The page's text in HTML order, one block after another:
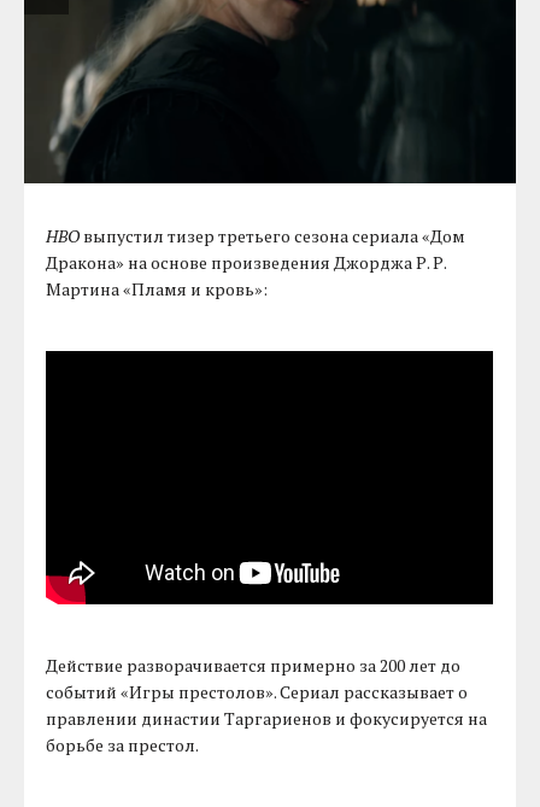
HBO выпустил тизер третьего сезона сериала «Дом
Дракона» на основе произведения Джорджа Р. Р.
Мартина «Пламя и кровь»:
Действие разворачивается примерно за 200 лет до
событий «Игры престолов». Сериал рассказывает о
правлении династии Таргариенов и фокусируется на
борьбе за престол.